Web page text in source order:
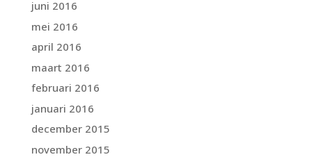
juni 2016
mei 2016
april 2016
maart 2016
februari 2016
januari 2016
december 2015
november 2015